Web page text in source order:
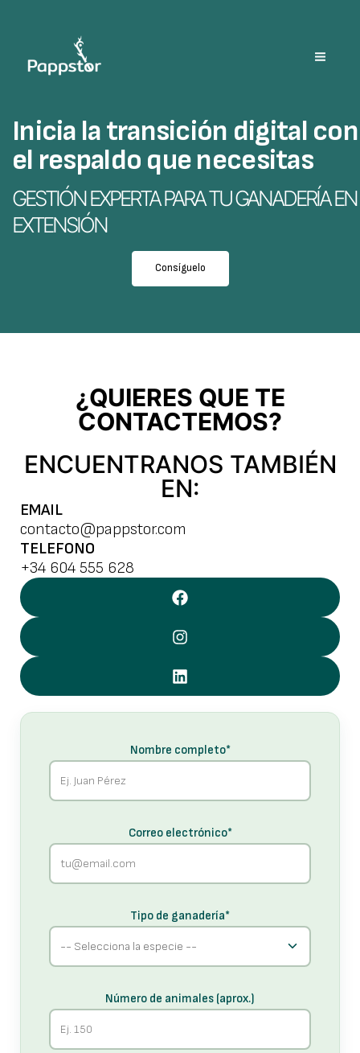
Inicia la transición digital con
el respaldo que necesitas
GESTIÓN EXPERTA PARA TU GANADERÍA EN
EXTENSIÓN
Consíguelo
¿QUIERES QUE TE
CONTACTEMOS?
ENCUENTRANOS TAMBIÉN
EN:
EMAIL
contacto@pappstor.com
TELEFONO
+34 604 555 628
Nombre completo*
Correo electrónico*
Tipo de ganadería*
Número de animales (aprox.)